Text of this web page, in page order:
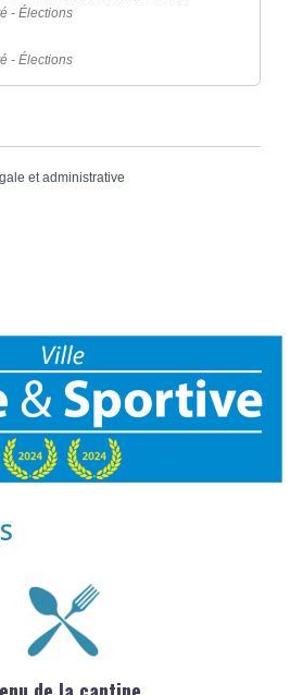
- Élections
- Élections
et administrative